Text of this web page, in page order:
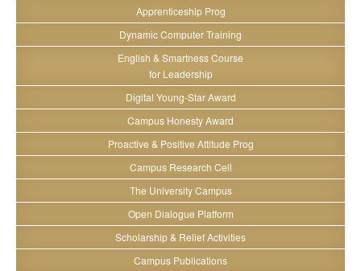
Apprenticeship Prog
Dynamic Computer Training
English & Smartness Course
for Leadership
Digital Young-Star Award
Campus Honesty Award
Proactive & Positive Attitude Prog
Campus Research Cell
The University Campus
Open Dialogue Platform
Scholarship & Relief Activities
Campus Publications